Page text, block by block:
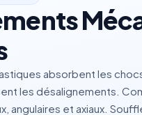
absorbent les
les désalignements.
angulaires et axiaux.